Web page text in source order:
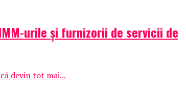
urile și furnizorii de servicii de
devin tot mai...